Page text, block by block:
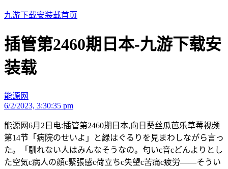
九游下载安装载首页
插管第2460期日本-九游下载安
装载
能源网
6/2/2023, 3:30:35 pm
能源网6月2日电:插管第2460期日本,向日葵丝瓜芭乐草莓视频
第14节「病院のせいよ」と緑はぐるりを見まわしながら言っ
た。「馴れない人はみんなそうなの。匂いc音cどんよりとし
た空気c病人の顔c緊張感c荷立ちc失望c苦痛c疲労――そうい